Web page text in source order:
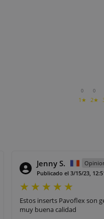
0
1★
0
2★
Jenny S.
Publicado el 3/15/23,
Estos inserts Pavoflex son
muy buena calidad